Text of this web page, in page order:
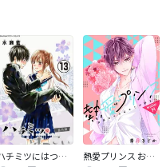
ハチミツにはつこい
熱愛プリンス お兄ちゃんはキミが好き